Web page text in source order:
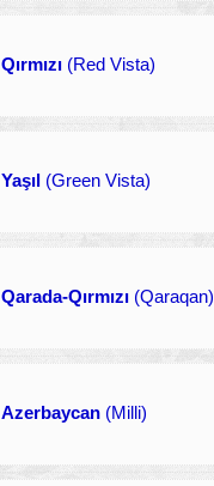
Qırmızı (Red Vista)
Yaşıl (Green Vista)
Qarada-Qırmızı (Qaraqan)
Azerbaycan (Milli)